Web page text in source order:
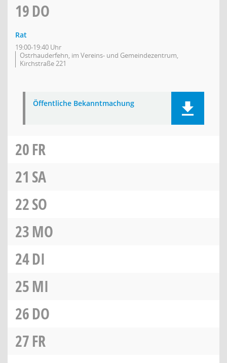
19DO
Rat
19:00-19:40 Uhr
Ostrhauderfehn, im Vereins- und Gemeindezentrum,
Kirchstraße 221
Öffentliche Bekanntmachung
20FR
21 SA
22SO
23MO
24DI
25MI
26DO
27FR